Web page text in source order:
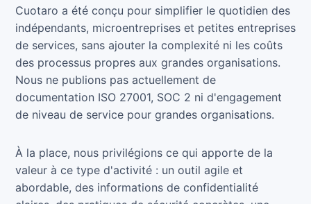
Cuotaro a été conçu pour simplifier le quotidien des
indépendants, microentreprises et petites entreprises
de services, sans ajouter la complexité ni les coûts
des processus propres aux grandes organisations.
Nous ne publions pas actuellement de
documentation ISO 27001, SOC 2 ni d'engagement
de niveau de service pour grandes organisations.
À la place, nous privilégions ce qui apporte de la
valeur à ce type d'activité : un outil agile et
abordable, des informations de confidentialité